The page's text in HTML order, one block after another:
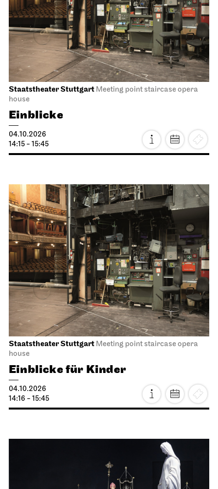
Staatstheater Stuttgart Meeting point staircase opera
house
Einblicke
04.10.2026
14:15 - 15:45
Staatstheater Stuttgart Meeting point staircase opera
house
Einblicke für Kinder
04.10.2026
14:16 - 15:45